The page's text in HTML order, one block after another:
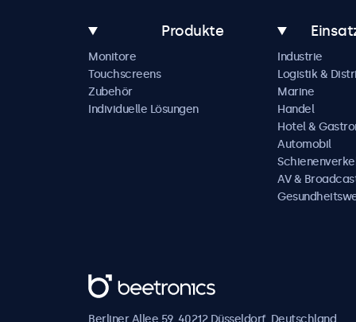
Produkte
Monitore
Touchscreens
Zubehör
Individuelle Lösungen
Industrie
Logistik &
Marine
Handel
Hotel &
Automobil
AV &
Beetronics